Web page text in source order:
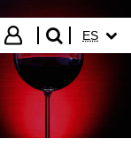
Iniciar sesión
buscar"
ES